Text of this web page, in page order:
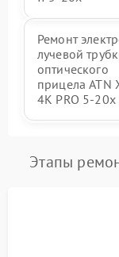
Ремонт
лучевой
оптического
прицела ATN
4K PRO 5-20x
Этапы